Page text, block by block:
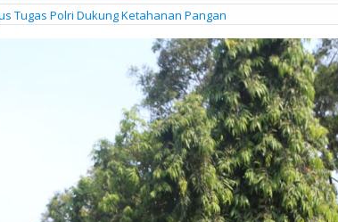
Tugas Polri Dukung Ketahanan Pangan